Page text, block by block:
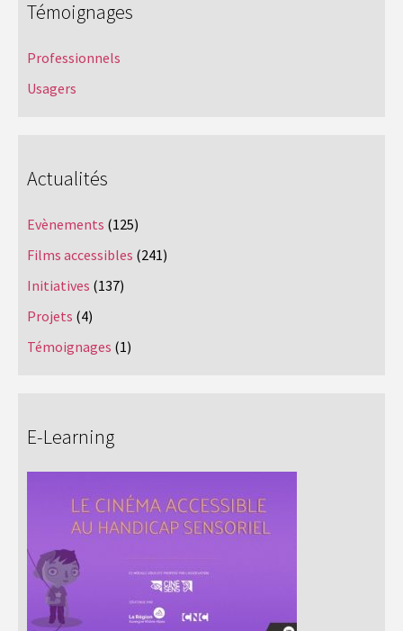
Témoignages
Professionnels
Usagers
Actualités
Evènements (125)
Films accessibles (241)
Initiatives (137)
Projets (4)
Témoignages (1)
E-Learning